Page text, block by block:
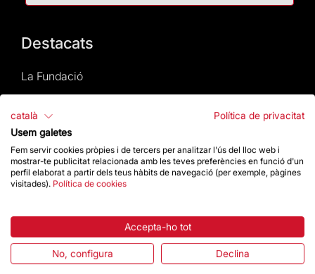
Destacats
La Fundació
Preguntes freqüents
Atenció al Visitant
Normativa i condicions de compra
Agenda
català
Política de privacitat
Usem galetes
Fem servir cookies pròpies i de tercers per analitzar l'ús del lloc web i
mostrar-te publicitat relacionada amb les teves preferències en funció d'un
perfil elaborat a partir dels teus hàbits de navegació (per exemple, pàgines
visitades). Política de cookies
Accepta-ho tot
No, configura Declina